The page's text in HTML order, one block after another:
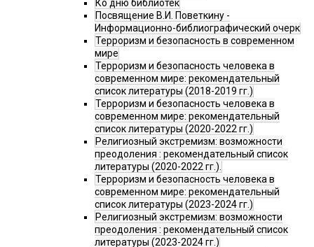
Ко дню библиотек
Посвящение В.И. Поветкину -
Информационно-библиографический очерк
Терроризм и безопасность в современном
мире
Терроризм и безопасность человека в
современном мире: рекомендательный
список литературы (2018-2019 гг.)
Терроризм и безопасность человека в
современном мире: рекомендательный
список литературы (2020-2022 гг.)
Религиозный экстремизм: возможности
преодоления : рекомендательный список
литературы (2020-2022 гг.).
Терроризм и безопасность человека в
современном мире: рекомендательный
список литературы (2023-2024 гг.)
Религиозный экстремизм: возможности
преодоления : рекомендательный список
литературы (2023-2024 гг.)